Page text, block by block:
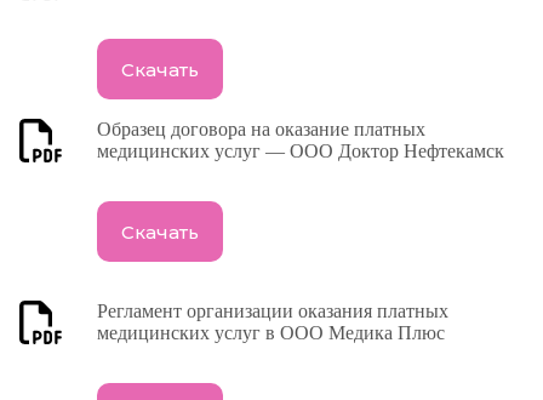
Скачать
Образец договора на оказание платных
медицинских услуг — ООО Доктор Нефтекамск
Скачать
Регламент организации оказания платных
медицинских услуг в ООО Медика Плюс